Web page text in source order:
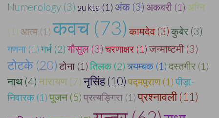
Numerology (3) sukta (1) अंक (3) अकबरी (1) अग्नि
(1) आत्म (1) कवच (73) कामदेव (3) कुबेर (3)
गणना (1) गर्भ (2) गौसुल (3) चरणाक्षर (1) जन्माष्टमी (3)
टोटके (20) टोना (1) तिलक (2) त्र्यम्बक (1) दस्तगीर (1)
नाथ (4) नारायण (7)नृसिंह (10) पद्मपुराण (1) पीड़ा-
निवारक (1) पूजन (5) प्रत्यङ्गिरा (1) प्रश्नावली (11)